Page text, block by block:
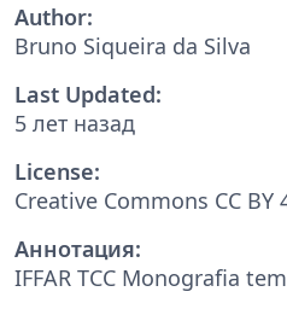
Author:
Bruno Siqueira da Silva
Last Updated:
5 лет назад
License:
Creative Commons CC BY
Аннотация:
IFFAR TCC Monografia